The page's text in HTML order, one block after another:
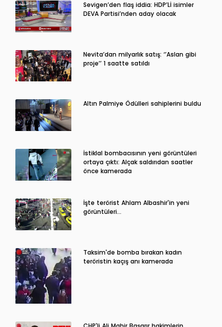
Sevigen’den flaş iddia: HDP’Lİ isimler
DEVA Partisi’nden aday olacak
Nevita’dan milyarlık satış: ‘’Aslan gibi
proje’’ 1 saatte satıldı
Altın Palmiye Ödülleri sahiplerini buldu
İstiklal bombacısının yeni görüntüleri
ortaya çıktı: Alçak saldırıdan saatler
önce kamerada
İşte terörist Ahlam Albashir'in yeni
görüntüleri…
Taksim'de bomba bırakan kadın
teröristin kaçış anı kamerada